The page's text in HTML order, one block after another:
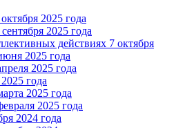
2025 года
2025 года
действиях 7 октября
2025 года
2025 года
года
2025 года
2025 года
2024 года